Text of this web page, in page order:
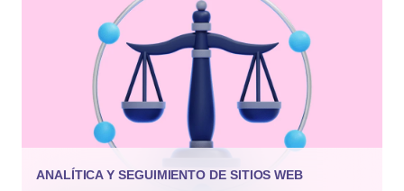
ANALÍTICA Y SEGUIMIENTO DE SITIOS WEB